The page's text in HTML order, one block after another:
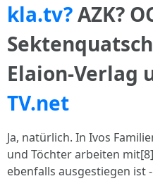
kla.tv?AZK?
Elaion-Verlag
TV.net
Ja, natürlich. In Ivos
und Töchter arbeiten
ebenfalls ausgestiegen ist